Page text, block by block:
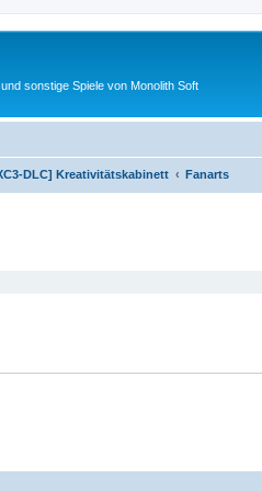
sonstige Spiele von Monolith Soft
DLC] Kreativitätskabinett Fanarts